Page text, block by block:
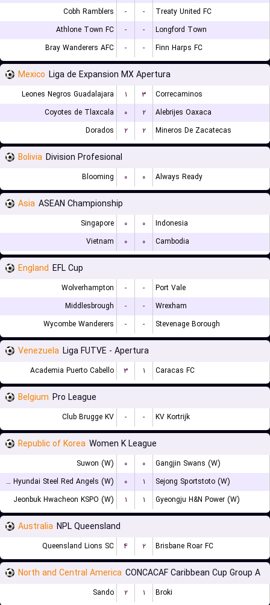
Cobh Ramblers
- -
Treaty United FC
Athlone Town FC
- -
Longford Town
Bray Wanderers AFC
- - Finn Harps FC
Mexico Liga de Expansion MX Apertura
Leones Negros Guadalajara ۱ ۳
Correcaminos
Coyotes de Tlaxcala
۰ ۲
Alebrijes Oaxaca
Dorados
۲ ۲ Mineros De Zacatecas
Bolivia Division Profesional
Blooming ۰ ۰ Always Ready
Asia ASEAN Championship
Singapore ۰ ۰
Indonesia
Vietnam
۰ ۰ Cambodia
England EFL Cup
Wolverhampton - -
Port Vale
Middlesbrough
- -
Wrexham
Wycombe Wanderers
- - Stevenage Borough
Venezuela Liga FUTVE - Apertura
Academia Puerto Cabello ۳ ۱ Caracas FC
Belgium Pro League
Club Brugge KV - - KV Kortrijk
Republic of Korea Women K League
Suwon (W) ۰ ۰
Gangjin Swans (W)
Incheon Hyundai Steel Red Angels (W)
۰ ۱
Sejong Sportstoto (W)
Jeonbuk Hwacheon KSPO (W)
۱ ۱ Gyeongju H&N Power (W)
Australia NPL Queensland
Queensland Lions SC ۴ ۲ Brisbane Roar FC
North and Central America CONCACAF Caribbean Cup Group A
Sando ۲ ۱ Broki